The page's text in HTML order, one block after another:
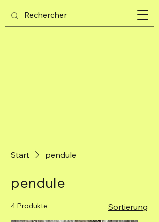
Guijad
Start pendule
pendule
4 Produkte Sortierung